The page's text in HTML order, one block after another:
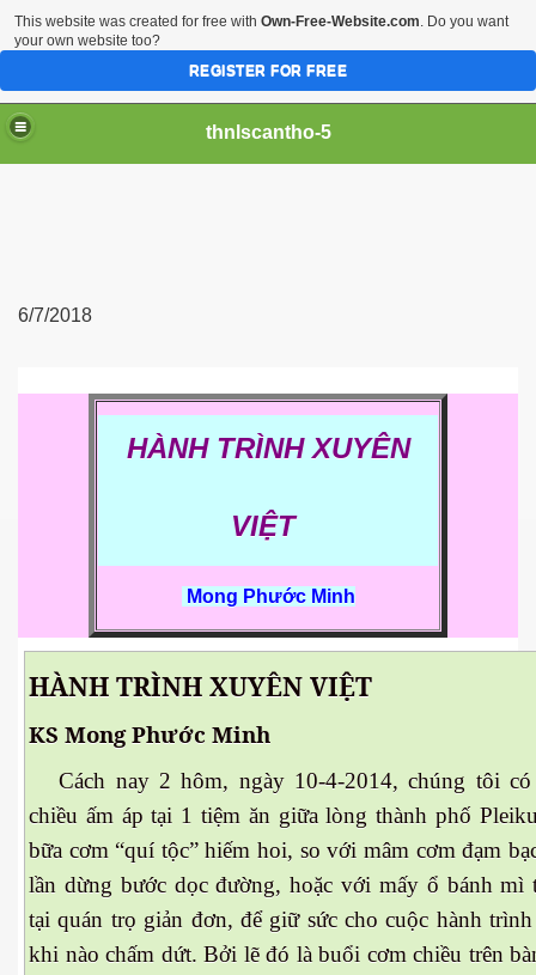
thnlscantho-5
6/7/2018
HÀNH TRÌNH XUYÊN
VIỆT
Mong Phước Minh
HÀNH TRÌNH XUYÊN VIỆT
KS Mong Phước Minh
Cách nay 2 hôm, ngày 10-4-2014, chúng tôi có
chiều ấm áp tại 1 tiệm ăn giữa lòng thành phố
bữa cơm “quí tộc” hiếm hoi, so với mâm cơm đạm
lần dừng bước dọc đường, hoặc với mấy ổ bánh mì
tại quán trọ giản đơn, để giữ sức cho cuộc hành
khi nào chấm dứt. Bởi lẽ đó là buổi cơm chiều trên
2015
This website was created for free with Own-Free-Website.com. Do you want
your own website too?
REGISTER FOR FREE